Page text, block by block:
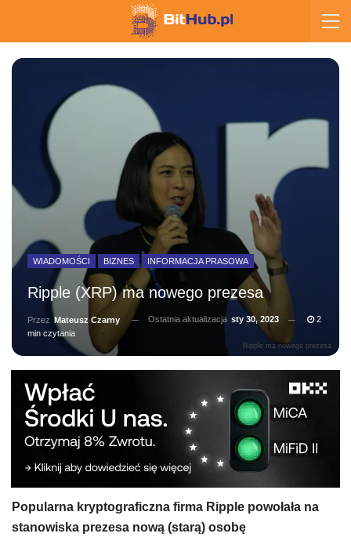
Ripple ma nowego prezesa
WIADOMOŚCI BIZNES INFORMACJA PRASOWA
Ripple (XRP) ma nowego prezesa
Przez Mateusz Czarny Ostatnia aktualizacja sty 30, 2023
2
min czytania
Popularna kryptograficzna firma Ripple powołała na
stanowiska prezesa nową (starą) osobę